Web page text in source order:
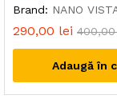
Brand: NANO
290,00 lei
Adaugă în